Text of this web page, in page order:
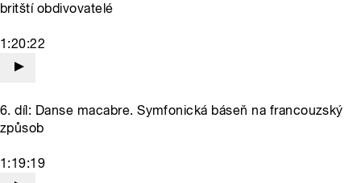
britští obdivovatelé
1:20:22
6. díl: Danse macabre. Symfonická báseň na francouzský
způsob
1:19:19